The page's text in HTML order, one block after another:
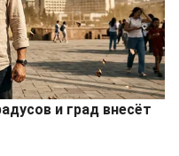
и град внесёт